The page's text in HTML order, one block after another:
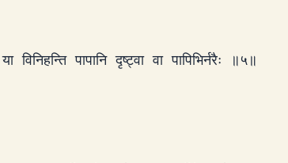
या विनिहन्ति पापानि दृष्ट्वा वा पापिभिर्नरैः ॥५॥